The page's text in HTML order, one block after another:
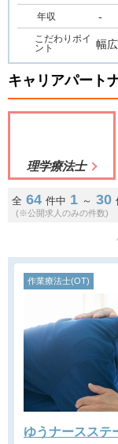
年収 -
こだわりポイ
ント
幅
キャリアパート
理学療法士
全 64 件中 1 ～ 30
(※公開求人のみの件数)
作業療法士(OT)
ゆうナースステ